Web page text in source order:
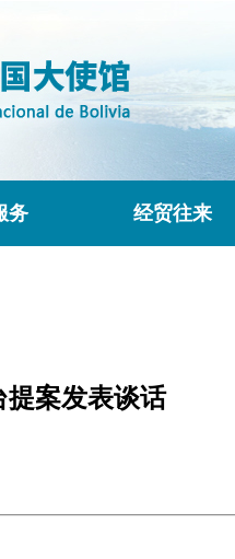
务 经贸往来
提案发表谈话